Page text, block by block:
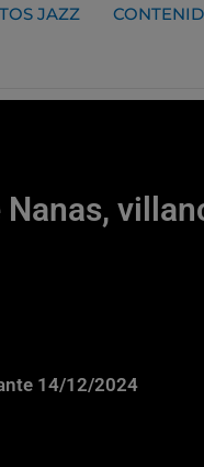
JAZZ
Nanas,
14/12/2024